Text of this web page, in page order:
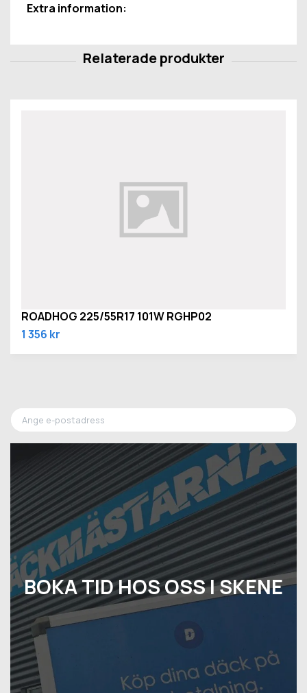
BOKA TID HOS OSS I SKENE
Extra information:
ROADHOG 225/55R17 101W RGHP02
1 356 kr